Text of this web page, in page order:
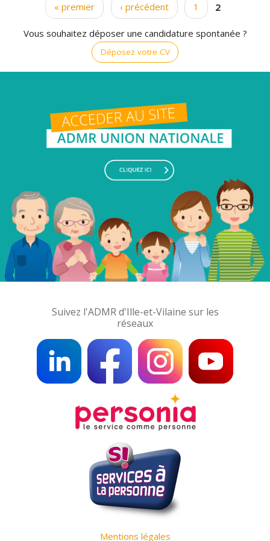
« premier ‹ précédent 1 2
Vous souhaitez déposer une candidature spontanée ?
Déposez votre CV
Suivez l'ADMR d'Ille-et-Vilaine sur les
réseaux
Mentions légales